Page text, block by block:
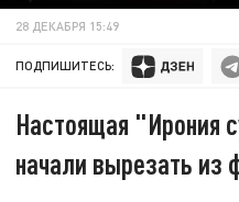
28 ДЕКАБРЯ 15:49
ПОДПИШИТЕСЬ:
Настоящая "Ирония
начали вырезать из